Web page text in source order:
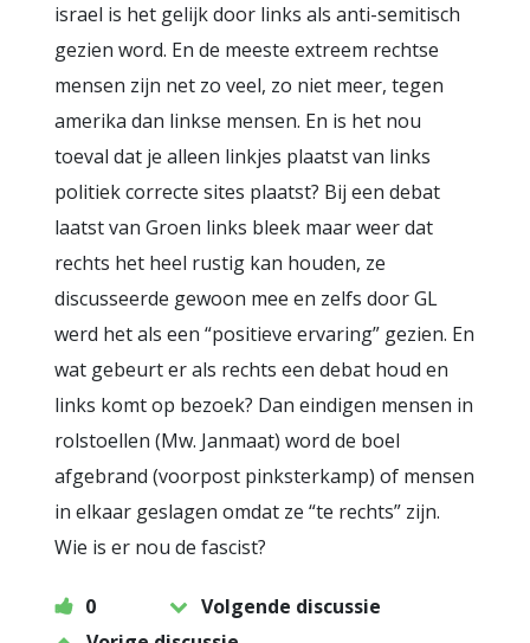
israel is het gelijk door links als anti-semitisch
gezien word. En de meeste extreem rechtse
mensen zijn net zo veel, zo niet meer, tegen
amerika dan linkse mensen. En is het nou
toeval dat je alleen linkjes plaatst van links
politiek correcte sites plaatst? Bij een debat
laatst van Groen links bleek maar weer dat
rechts het heel rustig kan houden, ze
discusseerde gewoon mee en zelfs door GL
werd het als een “positieve ervaring” gezien. En
wat gebeurt er als rechts een debat houd en
links komt op bezoek? Dan eindigen mensen in
rolstoellen (Mw. Janmaat) word de boel
afgebrand (voorpost pinksterkamp) of mensen
in elkaar geslagen omdat ze “te rechts” zijn.
Wie is er nou de fascist?
0
Volgende discussie